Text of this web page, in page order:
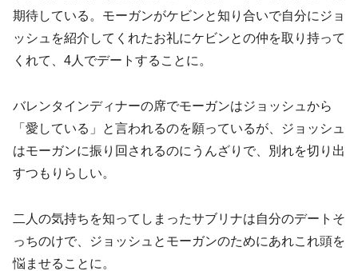
期待している。モーガンがケビンと知り合いで自分にジョ
ッシュを紹介してくれたお礼にケビンとの仲を取り持って
くれて、4人でデートすることに。
バレンタインディナーの席でモーガンはジョッシュから
「愛している」と言われるのを願っているが、ジョッシュ
はモーガンに振り回されるのにうんざりで、別れを切り出
すつもりらしい。
二人の気持ちを知ってしまったサブリナは自分のデートそ
っちのけで、ジョッシュとモーガンのためにあれこれ頭を
悩ませることに。